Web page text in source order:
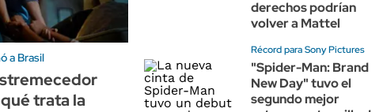
a Brasil
trata la
derechos podrían
volver a Mattel
Récord para Sony Pictures
"Spider-Man: Brand
New Day" tuvo el
segundo mejor